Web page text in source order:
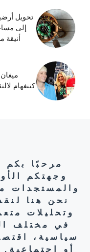
تحويل
إلى
أنيقة
كننغهام
مرحبًا بكم
وجهتكم
والمستجدات
نحن هنا
وتحليلات
في مختلف
سياسية،
أو